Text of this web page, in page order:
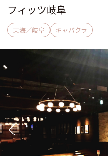
フィッツ岐阜
東海／岐阜 キャバクラ